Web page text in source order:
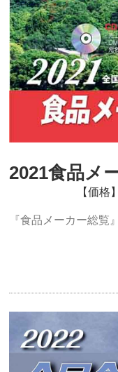
2021食品メ
【価格
『食品メーカー総覧